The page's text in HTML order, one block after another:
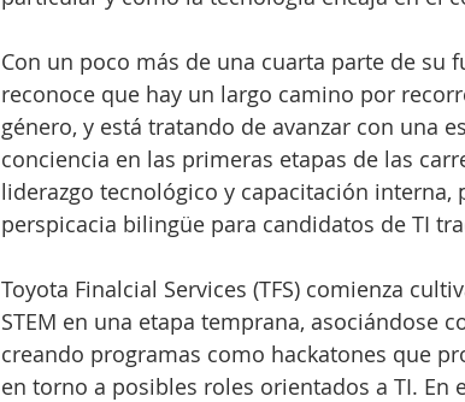
Con un poco más de una cuarta parte de su
reconoce que hay un largo camino por
género, y está tratando de avanzar con una
conciencia en las primeras etapas de las
liderazgo tecnológico y capacitación
perspicacia bilingüe para candidatos de TI
Toyota Finalcial Services (TFS) comienza
STEM en una etapa temprana, asociándose
creando programas como hackatones que
en torno a posibles roles orientados a TI. En